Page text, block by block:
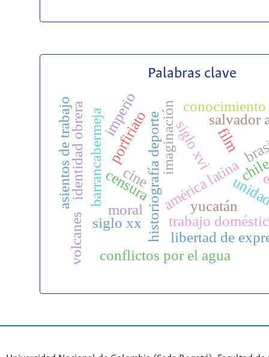
Palabras clave
historiografía deporteamérica latina
censura
cine
film
salvador
libertad de
barrancabermeja
identidad obrera imaginación
moral
asientos de trabajo siglo xvi
trabajo
conflictos por el agua
siglo xx
porfiriato
yucatán
conocimiento
imperio
volcanes